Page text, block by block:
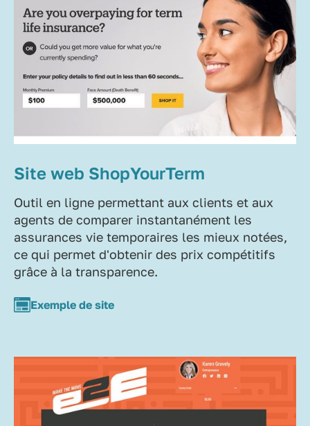
Site web ShopYourTerm
Outil en ligne permettant aux clients et aux
agents de comparer instantanément les
assurances vie temporaires les mieux notées,
ce qui permet d'obtenir des prix compétitifs
grâce à la transparence.
Exemple de site